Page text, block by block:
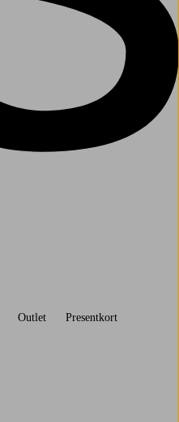
Outlet Presentkort